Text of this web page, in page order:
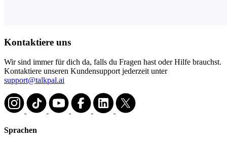
Kontaktiere uns
Wir sind immer für dich da, falls du Fragen hast oder Hilfe brauchst.
Kontaktiere unseren Kundensupport jederzeit unter
support@talkpal.ai
Sprachen